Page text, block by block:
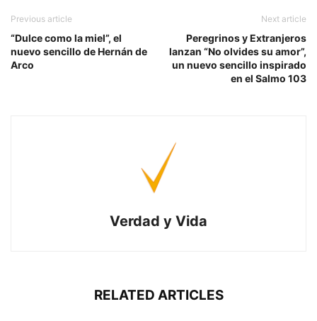
Previous article
“Dulce como la miel”, el
nuevo sencillo de Hernán de
Arco
Next article
Peregrinos y Extranjeros
lanzan “No olvides su amor”,
un nuevo sencillo inspirado
en el Salmo 103
Verdad y Vida
RELATED ARTICLES